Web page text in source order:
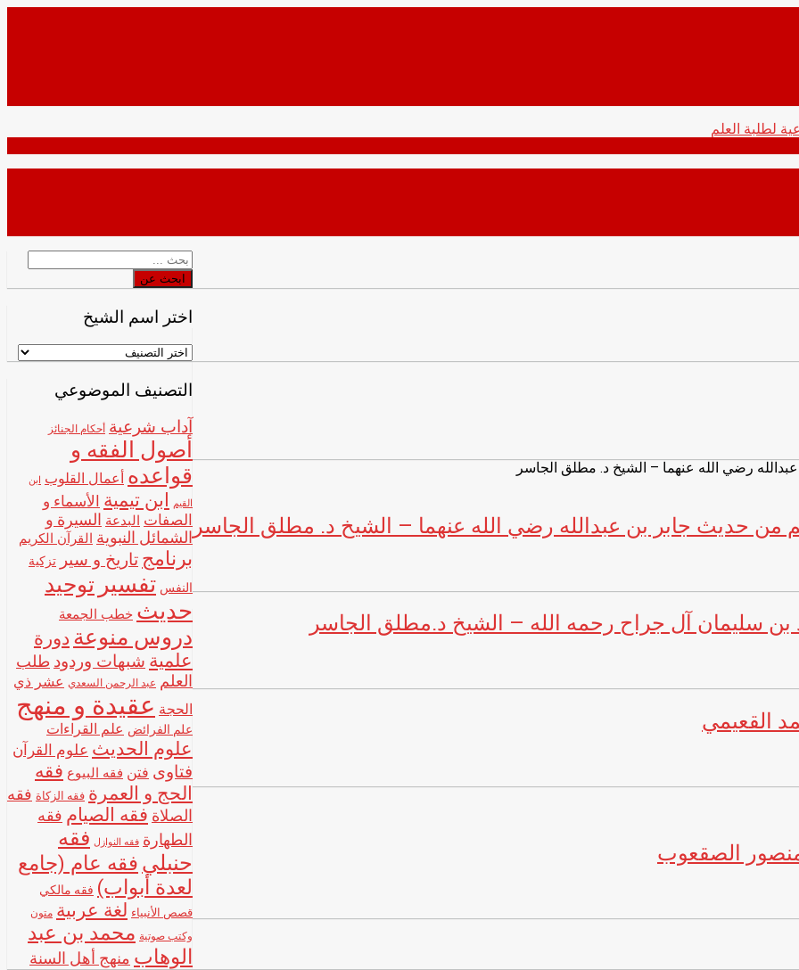
من حديث جابر بن عبدالله رضي الله عنهما – الشيخ د. مطلق الجاسر
بن سليمان آل جراح رحمه الله – الشيخ د.مطلق الجاسر
القعيمي
الصقعوب
ابحث
عنابحث عن
اختر اسم الشيخ
اختر
الشيخ
التصنيف الموضوعي
آداب شرعية أحكام الجنائز
أصول الفقه و
قواعده أعمال القلوب ابن
القيم ابن تيمية الأسماء و
الصفات البدعة السيرة و
الشمائل النبوية القرآن الكريم
برنامج تاريخ و سير
تزكية
النفس تفسير توحيد
حديث خطب الجمعة
دروس منوعة دورة
علمية شبهات وردود طلب
العلم عبد الرحمن السعدي عشر ذي
الحجة عقيدة و منهج
علم الفرائض علم القراءات
علوم الحديث علوم القرآن
فتاوى فتن فقه البيوع فقه
الحج و العمرة فقه الزكاة فقه
الصلاة فقه الصيام فقه
الطهارة فقه النوازل فقه
حنبلي فقه عام (جامع
لعدة أبواب) فقه مالكي
قصص الأنبياء لغة عربية متون
وكتب صوتية محمد بن عبد
الوهاب منهج أهل السنة